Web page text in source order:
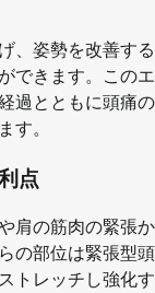
、姿勢を改善する
できます。このエ
過とともに頭痛の
す。
点
肩の筋肉の緊張か
の部位は緊張型頭
トレッチし強化す